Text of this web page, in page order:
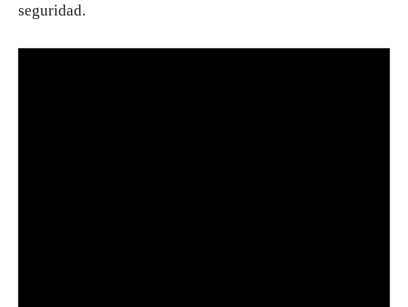
seguridad.